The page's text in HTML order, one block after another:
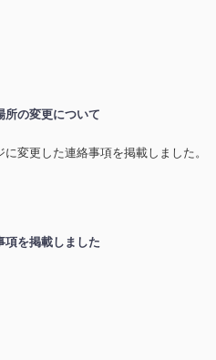
所の変更について
に変更した連絡事項を掲載しました。
項を掲載しました